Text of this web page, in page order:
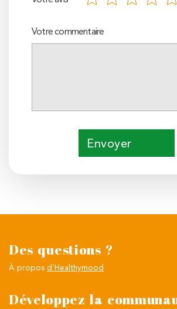
Votre commentaire
Envoyer
Des questions ?
À propos d'Healthymood
Développez la